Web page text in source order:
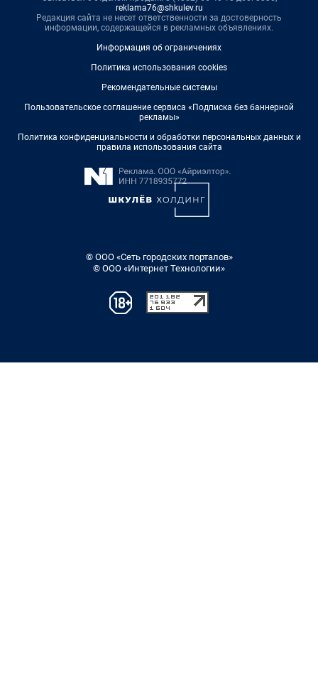
reklama76@shkulev.ru
Редакция сайта не несет ответственности за достоверность
информации, содержащейся в рекламных объявлениях.
Информация об ограничениях
Политика использования cookies
Рекомендательные системы
Пользовательское соглашение сервиса «Подписка без баннерной
рекламы»
Политика конфиденциальности и обработки персональных данных и
правила использования сайта
© ООО «Сеть городских порталов»
© ООО «Интернет Технологии»